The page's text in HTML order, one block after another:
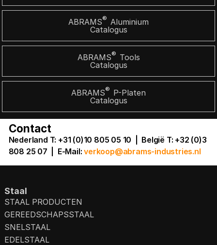
ABRAMS® Aluminium
Catalogus
ABRAMS® Tools
Catalogus
ABRAMS® P-Platen
Catalogus
Contact
Nederland T: +31 (0)10 805 05 10 | België T: +32 (0)3
808 25 07
E-Mail:verkoop@abrams-industries.nl
Staal
STAAL PRODUCTEN
GEREEDSCHAPSSTAAL
SNELSTAAL
EDELSTAAL